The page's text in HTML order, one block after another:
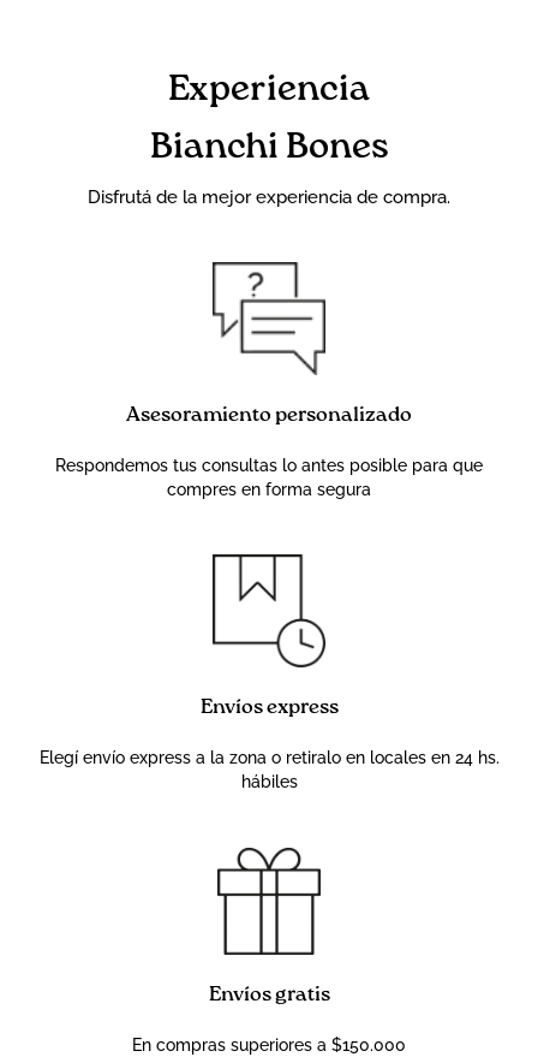
Experiencia
Bianchi Bones
Disfrutá de la mejor experiencia de compra.
Asesoramiento personalizado
Respondemos tus consultas lo antes posible para que
compres en forma segura
Envíos express
Elegí envío express a la zona o retiralo en locales en 24 hs.
hábiles
Envíos gratis
En compras superiores a $150.000